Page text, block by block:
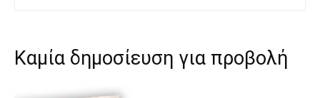
Καμία δημοσίευση για προβολή